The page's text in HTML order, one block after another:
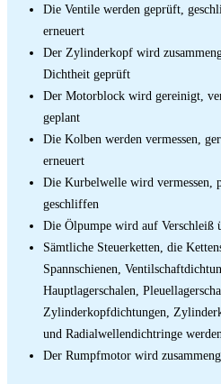
Die Ventile werden geprüft,
erneuert
Der Zylinderkopf wird
Dichtheit geprüft
Der Motorblock wird gereinigt,
geplant
Die Kolben werden vermessen,
erneuert
Die Kurbelwelle wird vermessen,
geschliffen
Die Ölpumpe wird auf Verschleiß
Sämtliche Steuerketten, die
Spannschienen,
Hauptlagerschalen,
Zylinderkopfdichtungen,
und Radialwellendichtringe
Der Rumpfmotor wird